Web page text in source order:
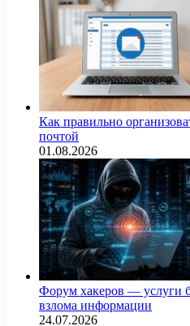
Как правильно
почтой
01.08.2026
Форум хакеров — услуги
взлома информации
24.07.2026